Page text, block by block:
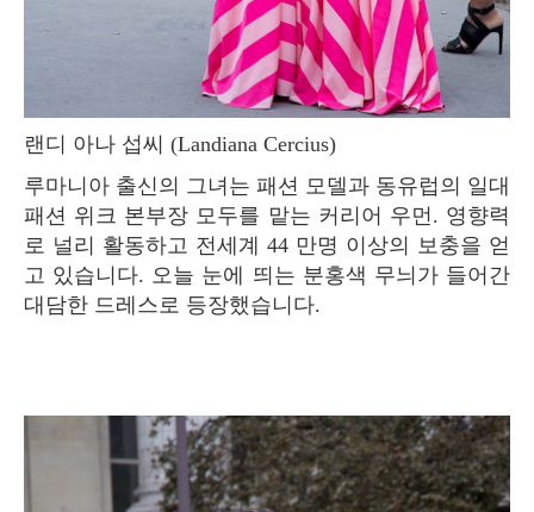
랜디 아나 섭씨 (Landiana Cercius)
루마니아 출신의 그녀는 패션 모델과 동유럽의 일대
패션 위크 본부장 모두를 맡는 커리어 우먼. 영향력
로 널리 활동하고 전세계 44 만명 이상의 보충을 얻
고 있습니다. 오늘 눈에 띄는 분홍색 무늬가 들어간
대담한 드레스로 등장했습니다.